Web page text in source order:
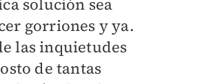
solución sea
gorriones y ya.
las inquietudes
de tantas